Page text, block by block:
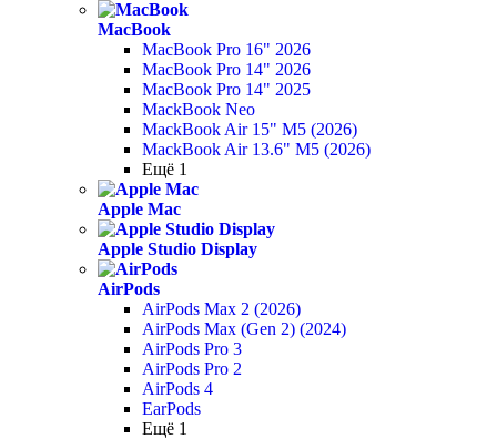
MacBook
MacBook Pro 16" 2026
MacBook Pro 14" 2026
MacBook Pro 14" 2025
MackBook Neo
MackBook Air 15" M5 (2026)
MackBook Air 13.6" M5 (2026)
Ещё 1
Apple Mac
Apple Studio Display
AirPods
AirPods Max 2 (2026)
AirPods Max (Gen 2) (2024)
AirPods Pro 3
AirPods Pro 2
AirPods 4
EarPods
Ещё 1